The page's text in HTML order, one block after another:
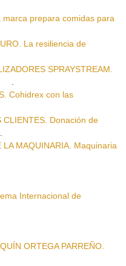
marca prepara comidas para
La resiliencia de
SPRAYSTREAM.
Cohidrex con las
CLIENTES. Donación de
LA MAQUINARIA. Maquinaria
Internacional de
ORTEGA PARREÑO.